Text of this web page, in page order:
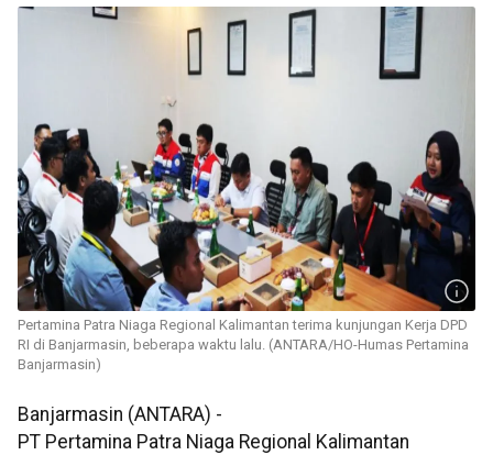
Pertamina Patra Niaga Regional Kalimantan terima kunjungan Kerja DPD
RI di Banjarmasin, beberapa waktu lalu. (ANTARA/HO-Humas Pertamina
Banjarmasin)
Banjarmasin (ANTARA) -
PT Pertamina Patra Niaga Regional Kalimantan